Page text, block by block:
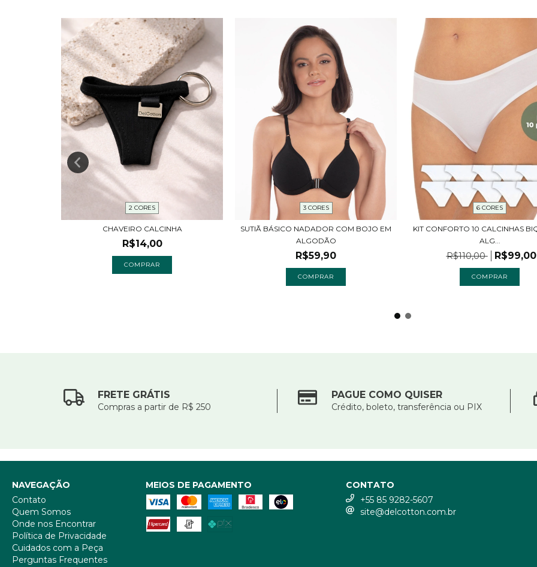
2 CORES
CHAVEIRO CALCINHA
R$14,00
COMPRAR
3 CORES
SUTIÃ BÁSICO NADADOR COM BOJO EM
ALGODÃO
R$59,90
COMPRAR
6 CORES
KIT CONFORTO 10 CALCINHAS
ALG...
R$110,00 R$99,00
COMPRAR
FRETE GRÁTIS
Compras a partir de R$ 250
PAGUE COMO QUISER
Crédito, boleto, transferência ou PIX
NAVEGAÇÃO
Contato
Quem Somos
Onde nos Encontrar
Política de Privacidade
Cuidados com a Peça
Perguntas Frequentes
MEIOS DE PAGAMENTO
CONTATO
+55 85 9282-5607
site@delcotton.com.br